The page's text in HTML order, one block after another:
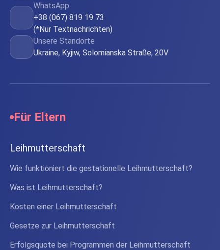
WhatsApp
+38 (067) 819 19 73
(*Nur Textnachrichten)
Unsere Standorte
Ukraine, Kyjiw, Solomianska Straße, 20V
Für Eltern
Leihmutterschaft
Wie funktioniert die gestationelle Leihmutterschaft?
Was ist Leihmutterschaft?
Kosten einer Leihmutterschaft
Gesetze zur Leihmutterschaft
Erfolgsquote bei Programmen der Leihmutterschaft